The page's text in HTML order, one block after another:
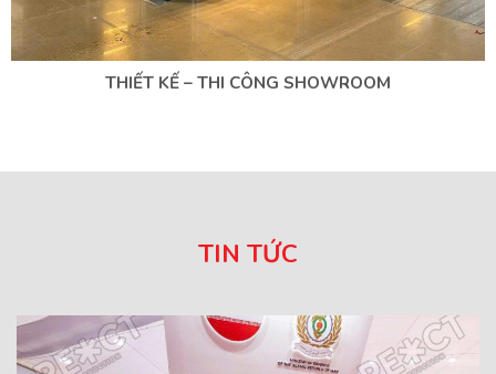
THIẾT KẾ – THI CÔNG SHOWROOM
TIN TỨC